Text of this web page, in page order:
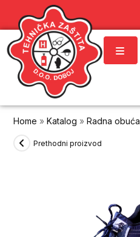
Home »Katalog »Radna obuća
Prethodni proizvod